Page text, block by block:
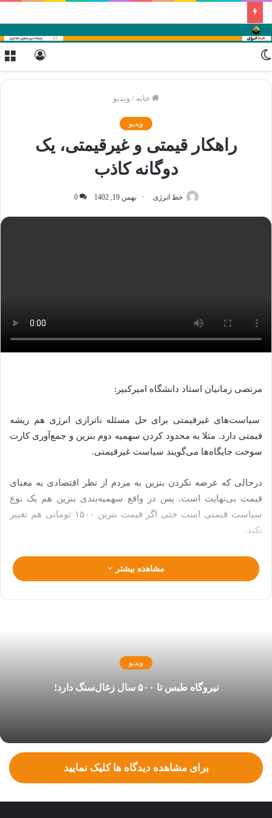
خانه / ویدیو
ویدیو
راهکار قیمتی و غیرقیمتی، یک
دوگانه کاذب
خط انرژی بهمن 19, 1402 0
مرتضی زمانیان استاد دانشگاه امیرکبیر:
سیاست‌های غیرقیمتی برای حل مسئله ناترازی انرژی هم ریشه
قیمتی دارد. مثلا به محدود کردن سهمیه دوم بنزین و جمع‌آوری کارت
سوخت جایگاه‌ها می‌گویند سیاست غیرقیمتی.
درحالی که عرضه نکردن بنزین به مردم از نظر اقتصادی به معنای
قیمت بی‌نهایت است. پس در واقع سهمیه‌بندی بنزین هم یک نوع
سیاست قیمتی است حتی اگر قیمت بنزین ۱۵۰۰ تومانی هم تغییر
نکند.
مشاهده بیشتر
ویدیو
نیروگاه طبس تا ۵۰۰ سال زغال‌سنگ دارد!
برای مشاهده دیدگاه ها کلیک نمایید